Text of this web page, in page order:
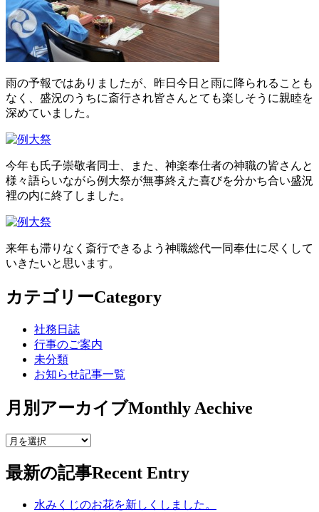
雨の予報ではありましたが、昨日今日と雨に降られることも
なく、盛況のうちに斎行され皆さんとても楽しそうに親睦を
深めていました。
今年も氏子崇敬者同士、また、神楽奉仕者の神職の皆さんと
様々語らいながら例大祭が無事終えた喜びを分かち合い盛況
裡の内に終了しました。
来年も滞りなく斎行できるよう神職総代一同奉仕に尽くして
いきたいと思います。
カテゴリーCategory
社務日誌
行事のご案内
未分類
お知らせ記事一覧
月別アーカイブMonthly Aechive
最新の記事Recent Entry
水みくじのお花を新しくしました。